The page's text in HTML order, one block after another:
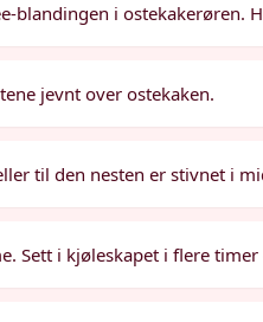
blandingen i ostekakerøren.
jevnt over ostekaken.
til den nesten er stivnet i
Sett i kjøleskapet i flere